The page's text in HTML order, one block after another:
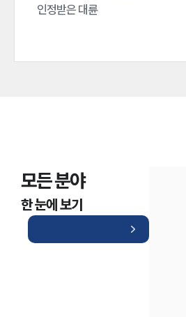
인정받은 대륜
모든 분야
한 눈에 보기